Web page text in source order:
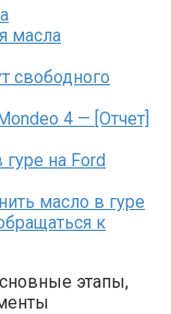
масла
4 — [Отчет]
на Ford
масло в гуре
к
этапы,